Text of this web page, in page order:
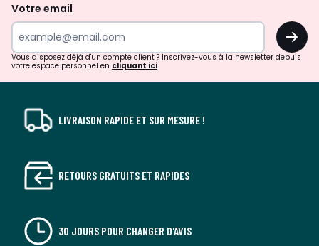
surprises?
Votre email
OK
Vous disposez déjà d'un compte client ? Inscrivez-vous à la newsletter depuis
votre espace personnel en cliquant ici
LIVRAISON RAPIDE ET SUR MESURE !
RETOURS GRATUITS ET RAPIDES
30 JOURS POUR CHANGER D'AVIS